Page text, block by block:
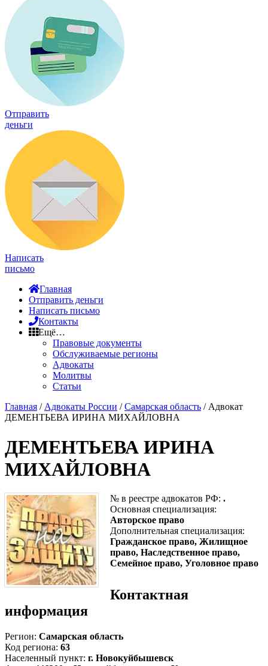
Отправить
деньги
Написать
письмо
Главная
Отправить деньги
Написать письмо
Контакты
Ещё…
Правовые документы
Обслуживаемые регионы
Адвокаты
Молитвы
Статьи
Главная / Адвокаты России /Самарская область / Адвокат
ДЕМЕНТЬЕВА ИРИНА МИХАЙЛОВНА
ДЕМЕНТЬЕВА ИРИНА
МИХАЙЛОВНА
№ в реестре адвокатов РФ: .
Основная специализация:
Авторское право
Дополнительная специализация:
Гражданское право, Жилищное
право, Наследственное право,
Семейное право, Уголовное право
Контактная
информация
Регион: Самарская область
Код региона: 63
Населенный пункт: г. Новокуйбышевск